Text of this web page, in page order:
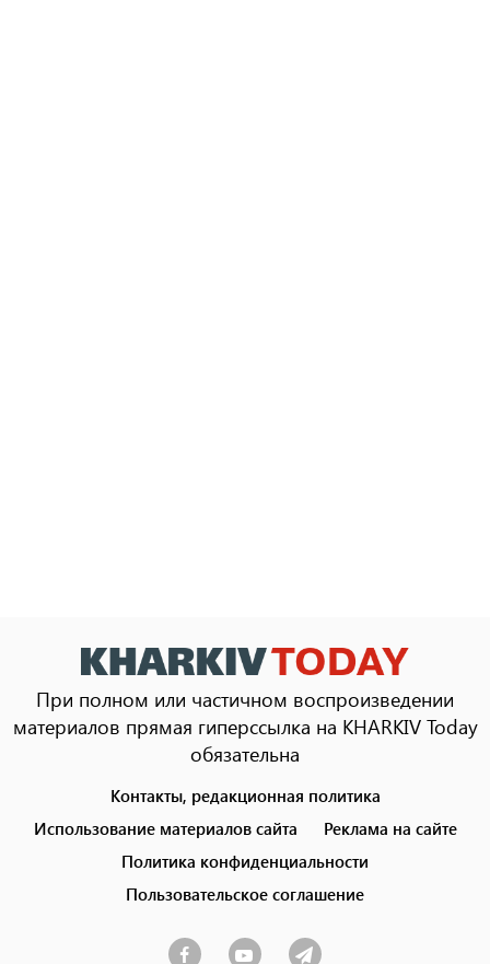
При полном или частичном воспроизведении
материалов прямая гиперссылка на KHARKIV Today
обязательна
menu
Контакты, редакционная политика
Использование материалов сайта
Реклама на сайте
Политика конфиденциальности
Пользовательское соглашение